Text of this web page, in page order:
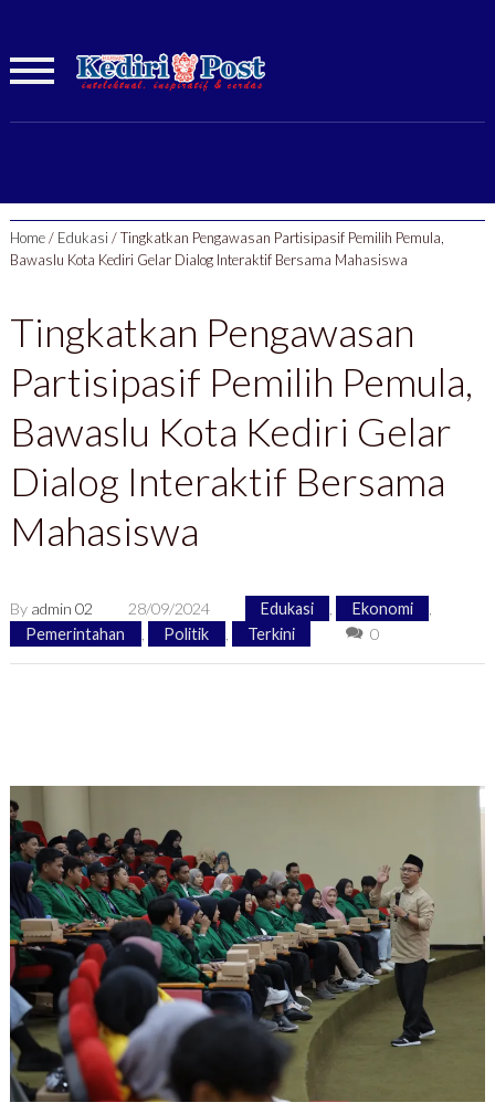
Home/ Edukasi /Tingkatkan Pengawasan Partisipasif Pemilih Pemula,
Bawaslu Kota Kediri Gelar Dialog Interaktif Bersama Mahasiswa
Tingkatkan Pengawasan
Partisipasif Pemilih Pemula,
Bawaslu Kota Kediri Gelar
Dialog Interaktif Bersama
Mahasiswa
By admin 02 28/09/2024 Edukasi Ekonomi
Pemerintahan
Politik Terkini 0